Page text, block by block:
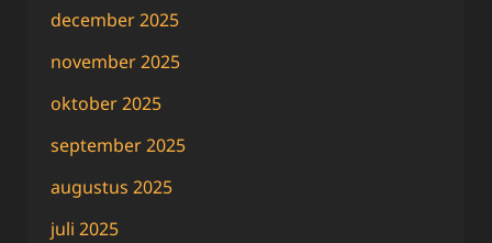
december 2025
november 2025
oktober 2025
september 2025
augustus 2025
juli 2025